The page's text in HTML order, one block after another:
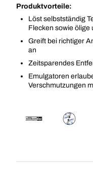
Produktvorteile:
Löst selbstständig
Flecken sowie ölige
Greift bei richtiger
an
Zeitsparendes
Emulgatoren
Verschmutzungen